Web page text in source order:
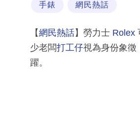
手錶 網民熱話
【網民熱話】勞力士 Rolex
少老闆打工仔視為身份象徵
躍。